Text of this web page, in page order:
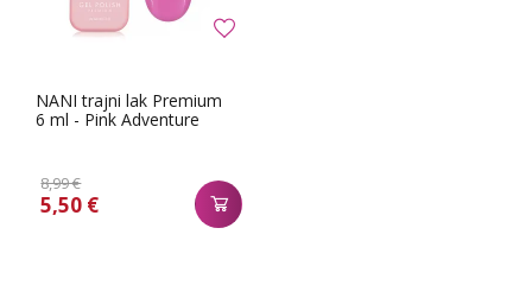
NANI trajni lak Premium
6 ml - Pink Adventure
8,99 €
5,50 €